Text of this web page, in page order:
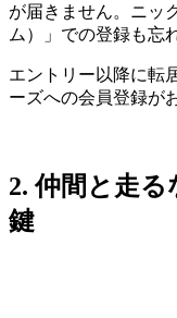
が届きません。ニッ
ム）」での登録も忘
エントリー以降に転
ーズへの会員登録が
2. 仲間と走
鍵